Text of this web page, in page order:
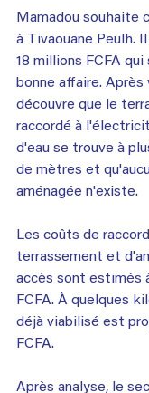
Mamadou souhaite
à Tivaouane Peulh.
18 millions FCFA
bonne affaire. Après
découvre que le
raccordé à
d'eau se trouve à
de mètres et
aménagée n'existe.
Les coûts de
terrassement et
accès sont estimés
FCFA. À quelques
déjà viabilisé est
FCFA.
Après analyse, le